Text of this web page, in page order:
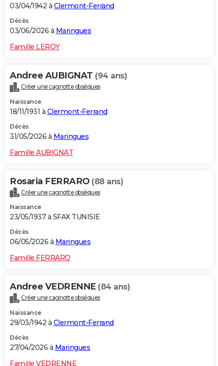
03/04/1942 à Clermont-Ferrand
Décès
03/06/2026 à Maringues
Famille LEROY
Andree AUBIGNAT (94 ans)
Créer une cagnotte obsèques
Naissance
18/11/1931 à Clermont-Ferrand
Décès
31/05/2026 à Maringues
Famille AUBIGNAT
Rosaria FERRARO (88 ans)
Créer une cagnotte obsèques
Naissance
23/05/1937 à SFAX TUNISIE
Décès
06/05/2026 à Maringues
Famille FERRARO
Andree VEDRENNE (84 ans)
Créer une cagnotte obsèques
Naissance
29/03/1942 à Clermont-Ferrand
Décès
27/04/2026 à Maringues
Famille VEDRENNE